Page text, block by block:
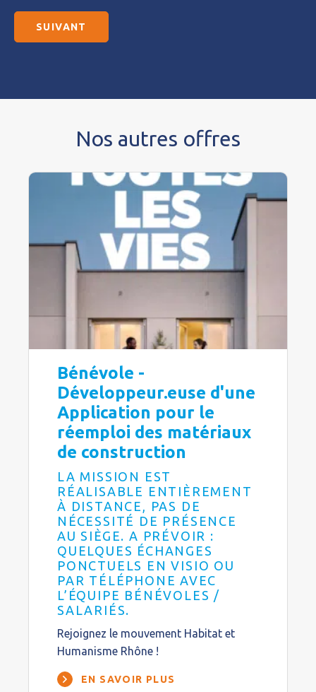
Nos autres offres
Bénévole -
Développeur.euse d'une
Application pour le
réemploi des matériaux
de construction
LA MISSION EST
RÉALISABLE ENTIÈREMENT
À DISTANCE, PAS DE
NÉCESSITÉ DE PRÉSENCE
AU SIÈGE. A PRÉVOIR :
QUELQUES ÉCHANGES
PONCTUELS EN VISIO OU
PAR TÉLÉPHONE AVEC
L’ÉQUIPE BÉNÉVOLES /
SALARIÉS.
Rejoignez le mouvement Habitat et
Humanisme Rhône !
EN SAVOIR PLUS